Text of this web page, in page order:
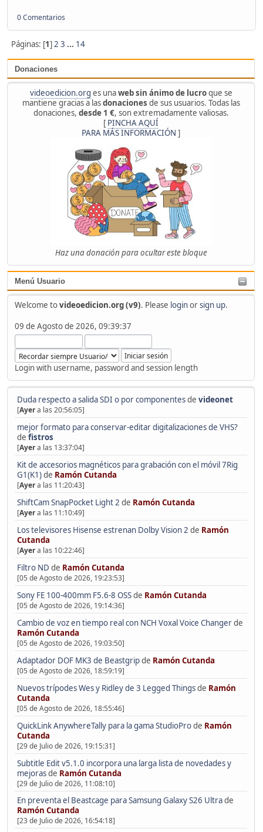
Donaciones
videoedicion.org es unaweb sin ánimo de lucroque se
mantiene gracias a lasdonaciones de sus usuarios. Todas las
donaciones, desde 1 €, son extremadamente valiosas.
[ PINCHA AQUÍ
PARA MÁS INFORMACIÓN ]
Haz una donación para ocultar este bloque
Menú Usuario
Welcome tovideoedicion.org (v9). Please loginorsign up.
09 de Agosto de 2026, 09:39:37
Login with username, password and session length
Duda respecto a salida SDI o por componentesde videonet
[Ayera las 20:56:05]
mejor formato para conservar-editar digitalizaciones de VHS?
de fistros
[Ayera las 13:37:04]
Kit de accesorios magnéticos para grabación con el móvil 7Rig
G1(K1)de Ramón Cutanda
[Ayera las 11:20:43]
ShiftCam SnapPocket Light 2 de Ramón Cutanda
[Ayera las 11:10:49]
Los televisores Hisense estrenan Dolby Vision 2 de Ramón
Cutanda
[Ayera las 10:22:46]
Filtro ND de Ramón Cutanda
[05 de Agosto de 2026, 19:23:53]
Sony FE 100-400mm F5.6-8 OSSde Ramón Cutanda
[05 de Agosto de 2026, 19:14:36]
Cambio de voz en tiempo real con NCH Voxal Voice Changerde
Ramón Cutanda
[05 de Agosto de 2026, 19:03:50]
Adaptador DOF MK3 de Beastgripde Ramón Cutanda
[05 de Agosto de 2026, 18:59:19]
Nuevos trípodes Wes y Ridley de 3 Legged Thingsde Ramón
Cutanda
[05 de Agosto de 2026, 18:55:46]
QuickLink AnywhereTally para la gama StudioProde Ramón
Cutanda
[29 de Julio de 2026, 19:15:31]
Subtitle Edit v5.1.0 incorpora una larga lista de novedades y
mejorasde Ramón Cutanda
[29 de Julio de 2026, 11:08:10]
En preventa el Beastcage para Samsung Galaxy S26 Ultrade
Ramón Cutanda
[23 de Julio de 2026, 16:54:18]
0 Comentarios
Páginas: [1] 2 3 ... 14